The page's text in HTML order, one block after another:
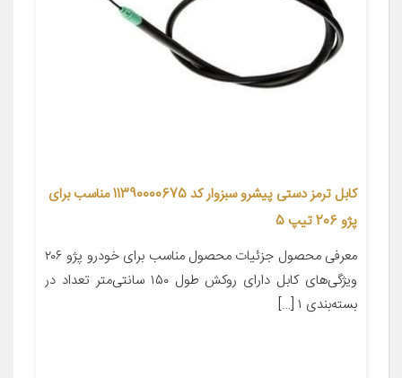
کابل ترمز دستی پیشرو سبزوار کد 11390000675 مناسب برای
پژو 206 تیپ 5
معرفی محصول جزئیات محصول مناسب برای خودرو پژو ۲۰۶
ویژگی‌های کابل دارای روکش طول ۱۵۰ سانتی‌متر تعداد در
بسته‌بندی ۱ […]